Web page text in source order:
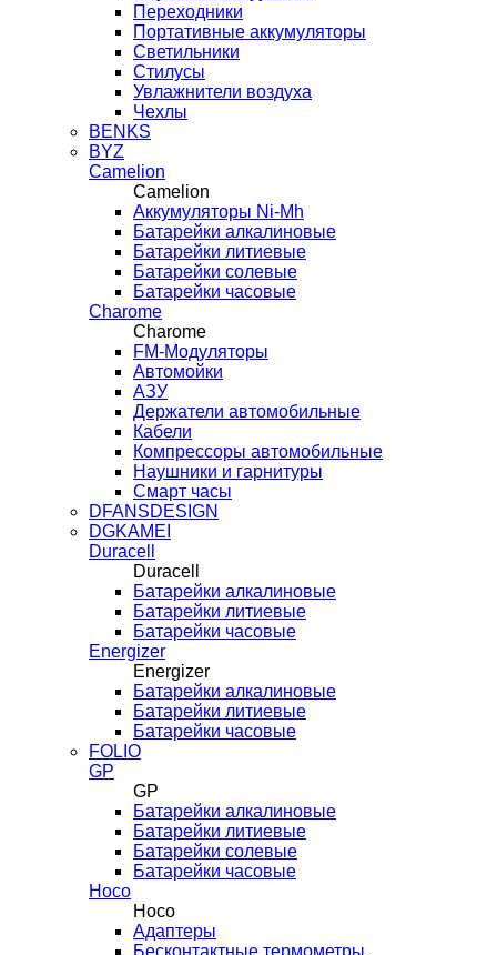
Переходники
Портативные аккумуляторы
Светильники
Стилусы
Увлажнители воздуха
Чехлы
BENKS
BYZ
Camelion
Camelion
Аккумуляторы Ni-Mh
Батарейки алкалиновые
Батарейки литиевые
Батарейки солевые
Батарейки часовые
Charome
Charome
FM-Модуляторы
Автомойки
АЗУ
Держатели автомобильные
Кабели
Компрессоры автомобильные
Наушники и гарнитуры
Смарт часы
DFANSDESIGN
DGKAMEI
Duracell
Duracell
Батарейки алкалиновые
Батарейки литиевые
Батарейки часовые
Energizer
Energizer
Батарейки алкалиновые
Батарейки литиевые
Батарейки часовые
FOLIO
GP
GP
Батарейки алкалиновые
Батарейки литиевые
Батарейки солевые
Батарейки часовые
Hoco
Hoco
Адаптеры
Бесконтактные термометры